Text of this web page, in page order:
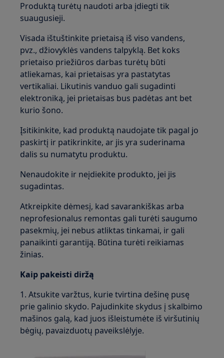
Produktą turėtų naudoti arba įdiegti tik
suaugusieji.
Visada ištuštinkite prietaisą iš viso vandens,
pvz., džiovyklės vandens talpyklą. Bet koks
prietaiso priežiūros darbas turėtų būti
atliekamas, kai prietaisas yra pastatytas
vertikaliai. Likutinis vanduo gali sugadinti
elektroniką, jei prietaisas bus padėtas ant bet
kurio šono.
Įsitikinkite, kad produktą naudojate tik pagal jo
paskirtį ir patikrinkite, ar jis yra suderinama
dalis su numatytu produktu.
Nenaudokite ir neįdiekite produkto, jei jis
sugadintas.
Atkreipkite dėmesį, kad savarankiškas arba
neprofesionalus remontas gali turėti saugumo
pasekmių, jei nebus atliktas tinkamai, ir gali
panaikinti garantiją. Būtina turėti reikiamas
žinias.
Kaip pakeisti diržą
1. Atsukite varžtus, kurie tvirtina dešinę pusę
prie galinio skydo. Pajudinkite skydus į skalbimo
mašinos galą, kad juos išleistumėte iš viršutinių
bėgių, pavaizduotų paveikslėlyje.